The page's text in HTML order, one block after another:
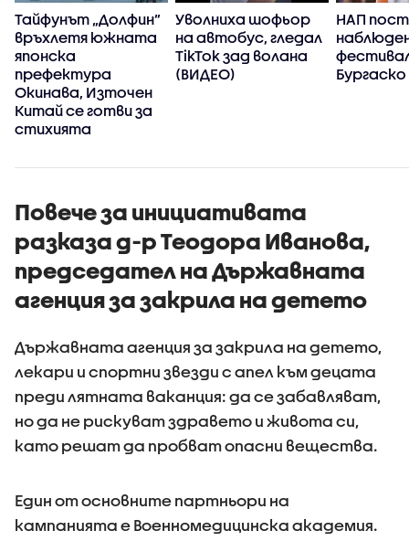
Тайфунът „Долфин”
връхлетя южната
японска
префектура
Окинава, Източен
Китай се готви за
стихията
Уволниха шофьор
на автобус, гледал
TikTok зад волана
(ВИДЕО)
НАП
Бургаско
Повече за инициативата
разказа д-р Теодора Иванова,
председател на Държавната
агенция за закрила на детето
Държавната агенция за закрила на детето,
лекари и спортни звезди с апел към децата
преди лятната ваканция: да се забавляват,
но да не рискуват здравето и живота си,
като решат да пробват опасни вещества.
Един от основните партньори на
кампанията е Военномедицинска академия.